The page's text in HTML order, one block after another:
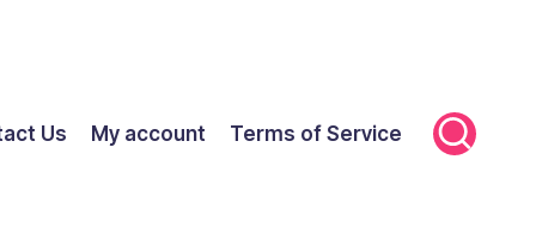
Us My account Terms of Service